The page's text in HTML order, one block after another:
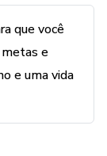
que você
metas e
e uma vida